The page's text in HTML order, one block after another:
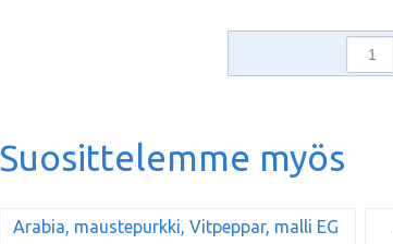
Suosittelemme myös
Arabia, maustepurkki, Vitpeppar, malli EG